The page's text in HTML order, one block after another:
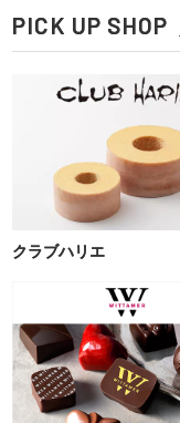
PICK UP SHOP
クラブハリエ